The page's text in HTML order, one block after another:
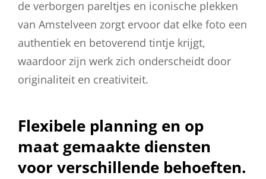
de verborgen pareltjes en iconische plekken
van Amstelveen zorgt ervoor dat elke foto een
authentiek en betoverend tintje krijgt,
waardoor zijn werk zich onderscheidt door
originaliteit en creativiteit.
Flexibele planning en op
maat gemaakte diensten
voor verschillende behoeften.